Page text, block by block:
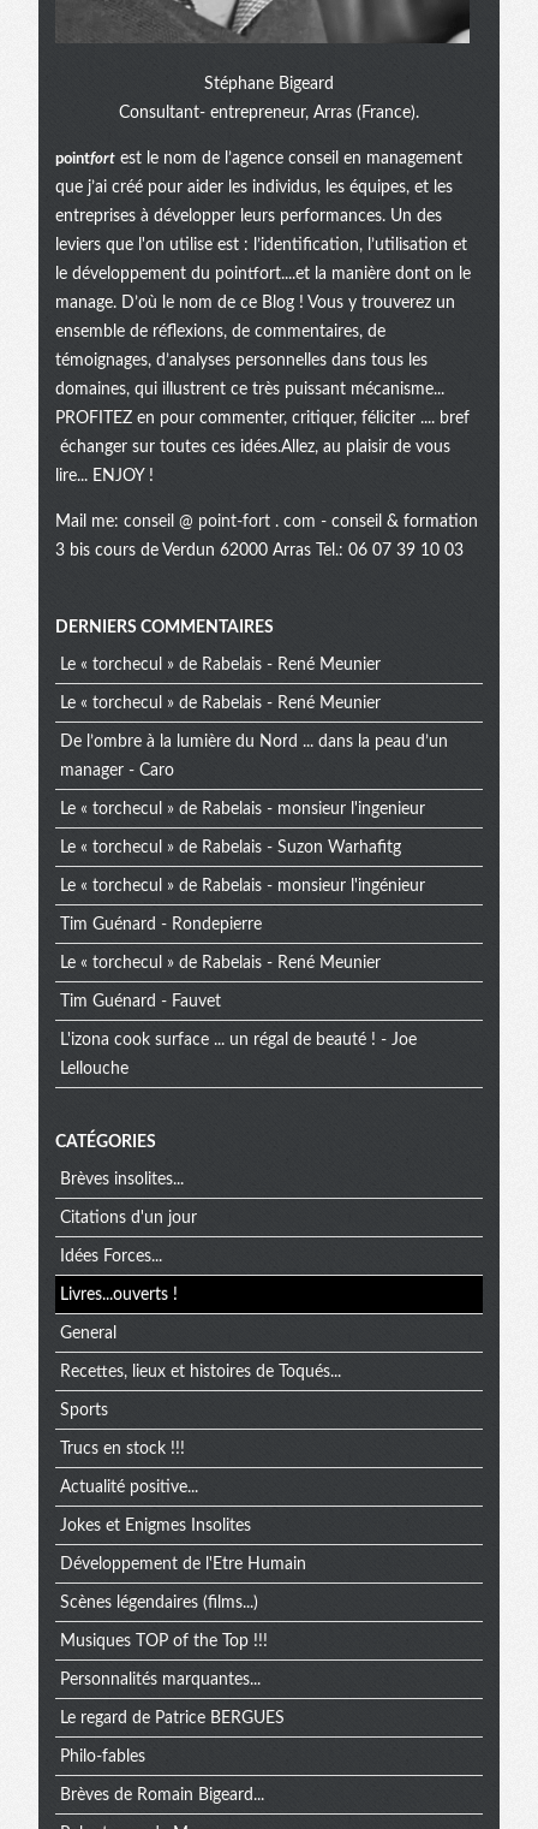
Stéphane Bigeard
Consultant- entrepreneur, Arras (France).
pointfort est le nom de l’agence conseil en management
que j’ai créé pour aider les individus, les équipes, et les
entreprises à développer leurs performances. Un des
leviers que l'on utilise est : l’identification, l’utilisation et
le développement du pointfort....et la manière dont on le
manage. D’où le nom de ce Blog ! Vous y trouverez un
ensemble de réflexions, de commentaires, de
témoignages, d’analyses personnelles dans tous les
domaines, qui illustrent ce très puissant mécanisme...
PROFITEZ en pour commenter, critiquer, féliciter .... bref
échanger sur toutes ces idées.Allez, au plaisir de vous
lire... ENJOY !
Mail me: conseil @ point-fort . com - conseil & formation
3 bis cours de Verdun 62000 Arras Tel.: 06 07 39 10 03
Menu
extra
DERNIERS COMMENTAIRES
Le « torchecul » de Rabelais - René Meunier
Le « torchecul » de Rabelais - René Meunier
De l’ombre à la lumière du Nord ... dans la peau d’un
manager - Caro
Le « torchecul » de Rabelais - monsieur l'ingenieur
Le « torchecul » de Rabelais - Suzon Warhafitg
Le « torchecul » de Rabelais - monsieur l'ingénieur
Tim Guénard - Rondepierre
Le « torchecul » de Rabelais - René Meunier
Tim Guénard - Fauvet
L'izona cook surface ... un régal de beauté ! - Joe
Lellouche
CATÉGORIES
Brèves insolites...
Citations d'un jour
Idées Forces...
Livres...ouverts !
General
Recettes, lieux et histoires de Toqués...
Sports
Trucs en stock !!!
Actualité positive...
Jokes et Enigmes Insolites
Développement de l'Etre Humain
Scènes légendaires (films...)
Musiques TOP of the Top !!!
Personnalités marquantes...
Le regard de Patrice BERGUES
Philo-fables
Brèves de Romain Bigeard...